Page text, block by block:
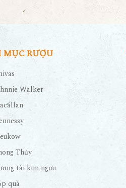
MỤC RƯỢU
Walker
Thủy
tài kim ngưu
quà